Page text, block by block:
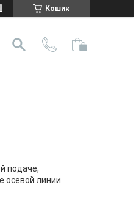
Кошик
подаче,
осевой линии.